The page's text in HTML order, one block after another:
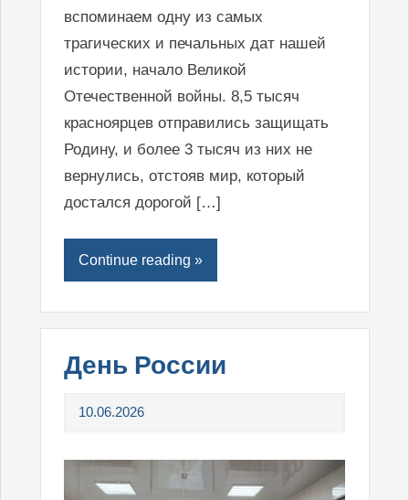
вспоминаем одну из самых
трагических и печальных дат нашей
истории, начало Великой
Отечественной войны. 8,5 тысяч
красноярцев отправились защищать
Родину, и более 3 тысяч из них не
вернулись, отстояв мир, который
достался дорогой […]
Continue reading »
День России
10.06.2026